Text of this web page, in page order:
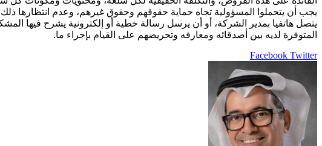
يجب أن يتحملوا المسؤولية تجاه حماية حقوقهم وحقوق غيرهم، وعدم انتظارها
يتصل هاتفيا بمدير الشركة، أو أن يرسل رسالة خطية أو إلكترونية يشرح فيها
المتوفرة لديه بين أصدقائه ومعارفه وتحريضهم على القيام بإجراء ما.
Facebook Twitter
LinkedIn
Pinterest
مشاركة
عبر
البريد
طباعة